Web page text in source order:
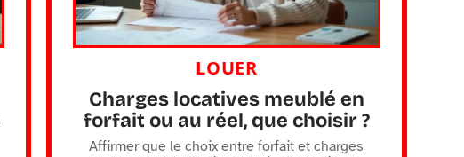
LOUER
Charges locatives meublé en
forfait ou au réel, que choisir ?
Affirmer que le choix entre forfait et charges